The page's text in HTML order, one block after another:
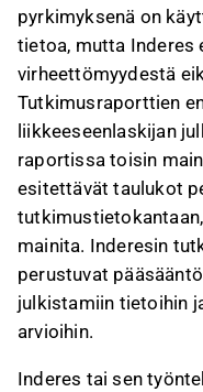
pyrkimyksenä on
tietoa, mutta Inderes
virheettömyydestä
Tutkimusraporttien
liikkeeseenlaskijan
raportissa toisin
esitettävät taulukot
mainita. Inderesin
perustuvat
julkistamiin tietoihin
arvioihin.
Inderes tai sen